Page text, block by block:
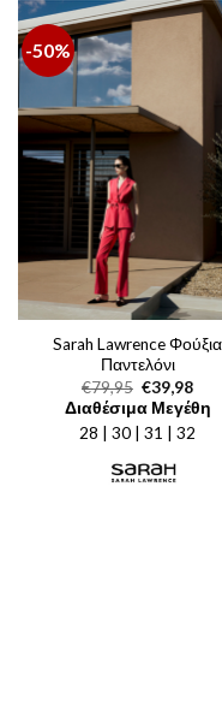
-50%
Sarah Lawrence Φούξια
Παντελόνι
€79,95 Original
price
was:
€79,95.
€39,98Η
τιμή
είναι:
Διαθέσιμα Μεγέθη
28 | 30 | 31 | 32